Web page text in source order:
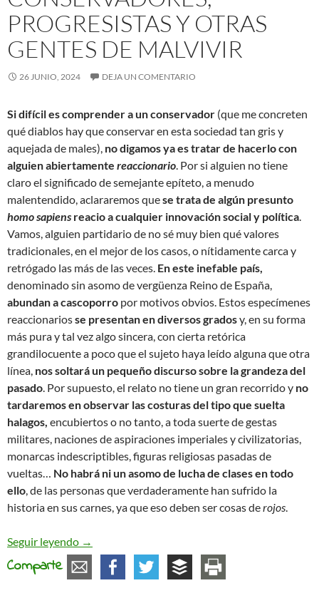
PROGRESISTAS Y OTRAS
GENTES DE MALVIVIR
26 JUNIO, 2024 DEJA UN COMENTARIO
Si difícil es comprender a un conservador (que me concreten
qué diablos hay que conservar en esta sociedad tan gris y
aquejada de males), no digamos ya es tratar de hacerlo con
alguien abiertamente reaccionario . Por si alguien no tiene
claro el significado de semejante epíteto, a menudo
malentendido, aclararemos quese trata de algún presunto
homo sapiens reacio a cualquier innovación social y política
Vamos, alguien partidario de no sé muy bien qué valores
tradicionales, en el mejor de los casos, o nítidamente carca y
retrógado las más de las veces. En este inefable país,
denominado sin asomo de vergüenza Reino de España,
abundan a cascoporro por motivos obvios. Estos especímenes
reaccionariosse presentan en diversos gradosy, en su forma
más pura y tal vez algo sincera, con cierta retórica
grandilocuente a poco que el sujeto haya leído alguna que otra
línea, nos soltará un pequeño discurso sobre la grandeza del
pasado . Por supuesto, el relato no tiene un gran recorrido y no
tardaremos en observar las costuras del tipo que suelta
halagos, encubiertos o no tanto, a toda suerte de gestas
militares, naciones de aspiraciones imperiales y civilizatorias,
monarcas indescriptibles, figuras religiosas pasadas de
vueltas… No habrá ni un asomo de lucha de clases en todo
ello , de las personas que verdaderamente han sufrido la
historia en sus carnes, ya que eso deben ser cosas derojos
Seguir leyendo Reaccionarios, conservadores, progresistas y
→
Comparte